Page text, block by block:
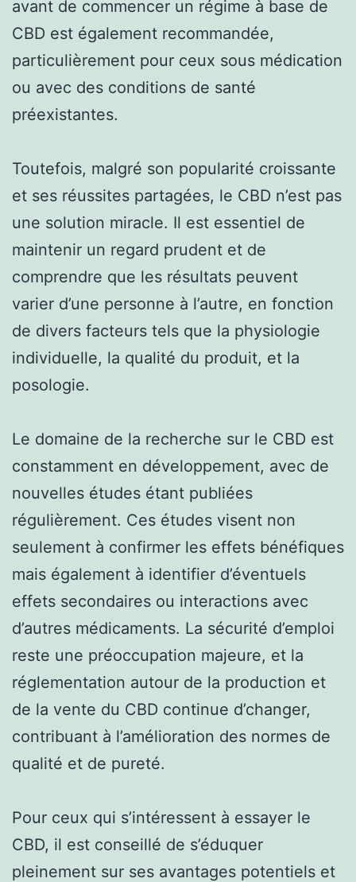
avant de commencer un régime à base de
CBD est également recommandée,
particulièrement pour ceux sous médication
ou avec des conditions de santé
préexistantes.
Toutefois, malgré son popularité croissante
et ses réussites partagées, le CBD n’est pas
une solution miracle. Il est essentiel de
maintenir un regard prudent et de
comprendre que les résultats peuvent
varier d’une personne à l’autre, en fonction
de divers facteurs tels que la physiologie
individuelle, la qualité du produit, et la
posologie.
Le domaine de la recherche sur le CBD est
constamment en développement, avec de
nouvelles études étant publiées
régulièrement. Ces études visent non
seulement à confirmer les effets bénéfiques
mais également à identifier d’éventuels
effets secondaires ou interactions avec
d’autres médicaments. La sécurité d’emploi
reste une préoccupation majeure, et la
réglementation autour de la production et
de la vente du CBD continue d’changer,
contribuant à l’amélioration des normes de
qualité et de pureté.
Pour ceux qui s’intéressent à essayer le
CBD, il est conseillé de s’éduquer
pleinement sur ses avantages potentiels et